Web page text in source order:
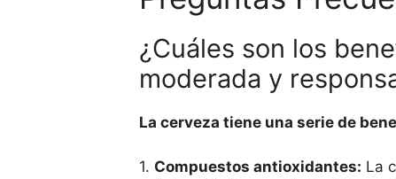
¿Cuáles son los
moderada y
La cerveza tiene una serie de
1. Compuestos antioxidantes: La